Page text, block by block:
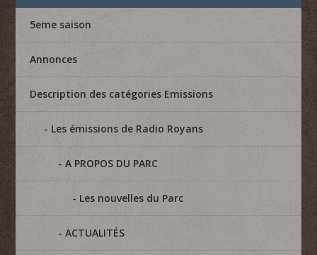
5eme saison
Annonces
Description des catégories Emissions
Les émissions de Radio Royans
A PROPOS DU PARC
Les nouvelles du Parc
ACTUALITÉS